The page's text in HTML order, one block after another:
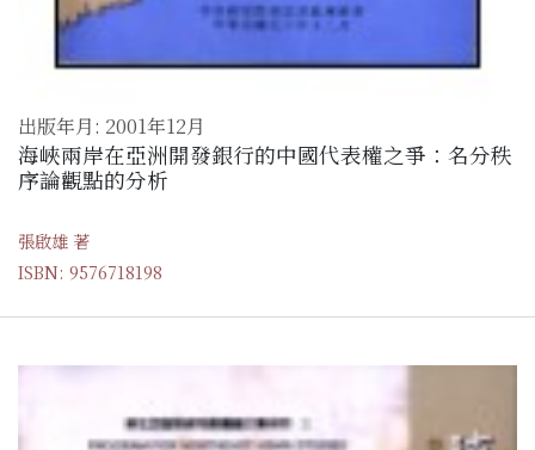
出版年月: 2001年12月
海峽兩岸在亞洲開發銀行的中國代表權之爭：名分秩
序論觀點的分析
張啟雄 著
ISBN: 9576718198